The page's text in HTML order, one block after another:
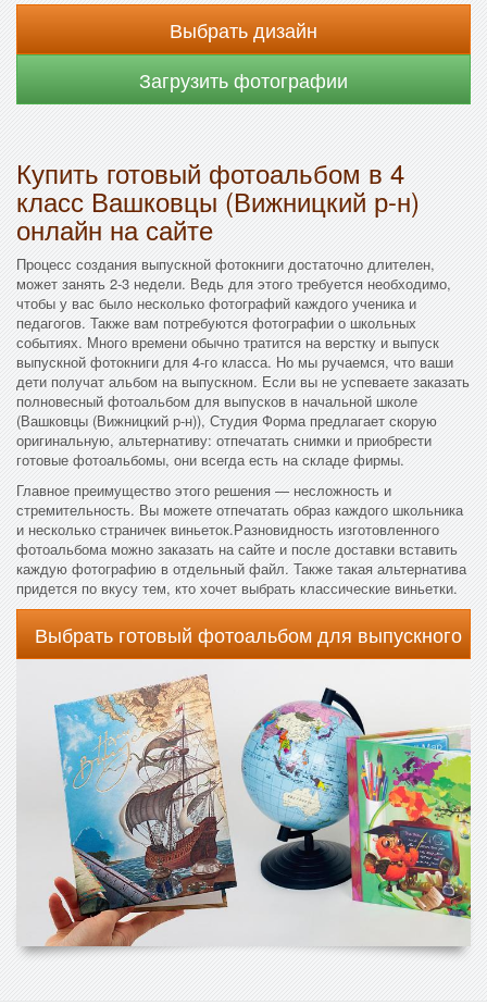
Выбрать дизайн
Загрузить фотографии
Купить готовый фотоальбом в 4
класс Вашковцы (Вижницкий р-н)
онлайн на сайте
Процесс создания выпускной фотокниги достаточно длителен,
может занять 2-3 недели. Ведь для этого требуется необходимо,
чтобы у вас было несколько фотографий каждого ученика и
педагогов. Также вам потребуются фотографии о школьных
событиях. Много времени обычно тратится на верстку и выпуск
выпускной фотокниги для 4-го класса. Но мы ручаемся, что ваши
дети получат альбом на выпускном. Если вы не успеваете заказать
полновесный фотоальбом для выпусков в начальной школе
(Вашковцы (Вижницкий р-н)), Студия Форма предлагает скорую
оригинальную, альтернативу: отпечатать снимки и приобрести
готовые фотоальбомы, они всегда есть на складе фирмы.
Главное преимущество этого решения — несложность и
стремительность. Вы можете отпечатать образ каждого школьника
и несколько страничек виньеток.Разновидность изготовленного
фотоальбома можно заказать на сайте и после доставки вставить
каждую фотографию в отдельный файл. Также такая альтернатива
придется по вкусу тем, кто хочет выбрать классические виньетки.
Выбрать готовый фотоальбом для выпускного